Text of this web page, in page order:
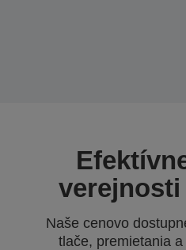
Naše cenovo
tlače, premietania